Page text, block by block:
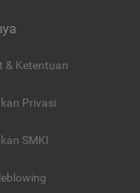
& Ketentuan
Privasi
SMKI